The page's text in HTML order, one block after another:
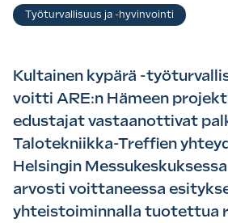
Asiasanat
Työturvallisuus ja -hyvinvointi
Kultainen kypärä -
voitti ARE:n Hämeen
edustajat vastaanottivat
Talotekniikka-Treffien
Helsingin
arvosti voittaneessa
yhteistoiminnalla tuotettua